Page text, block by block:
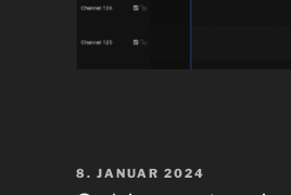
VERÖFFENTLICHT
AM
8. JANUAR 2024